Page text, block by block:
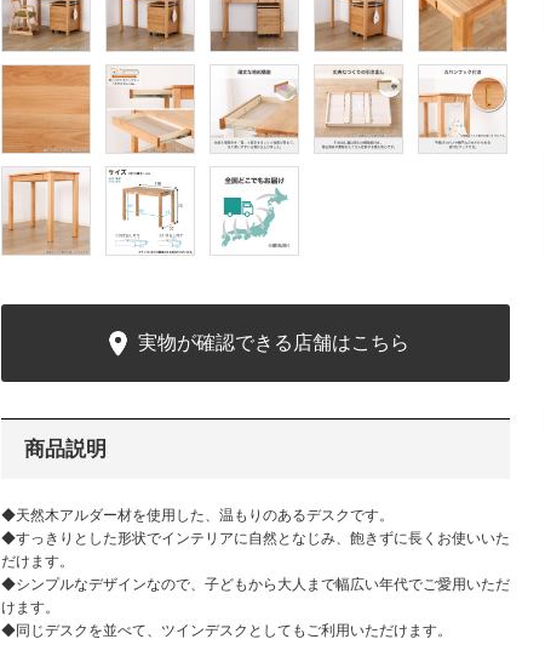
実物が確認できる店舗はこちら
商品説明
◆天然木アルダー材を使用した、温もりのあるデスクです。
◆すっきりとした形状でインテリアに自然となじみ、飽きずに長くお使いいた
だけます。
◆シンプルなデザインなので、子どもから大人まで幅広い年代でご愛用いただ
けます。
◆同じデスクを並べて、ツインデスクとしてもご利用いただけます。